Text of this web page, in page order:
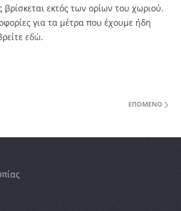
εκτός των ορίων του χωριού.
για τα μέτρα που έχουμε ήδη
εδώ.
ΕΠΌΜΕΝΟ